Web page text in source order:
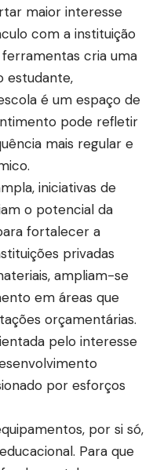
maior interesse
com a instituição
ferramentas cria uma
estudante,
é um espaço de
pode refletir
mais regular e
iniciativas de
o potencial da
fortalecer a
privadas
ampliam-se
em áreas que
orçamentárias.
pelo interesse
por esforços
por si só,
Para que